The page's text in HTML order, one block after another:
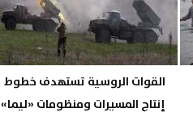
القوات الروسية تستهدف خطوط
إنتاج المسيرات ومنظومات «ليما»